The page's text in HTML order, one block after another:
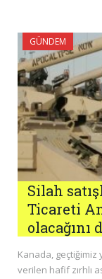
GÜNDEM
Silah
Ticareti
olacağını
Kanada, geçtiğimiz
verilen hafif zırhlı